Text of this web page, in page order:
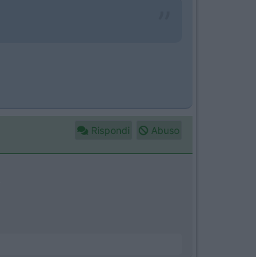
Rispondi Abuso